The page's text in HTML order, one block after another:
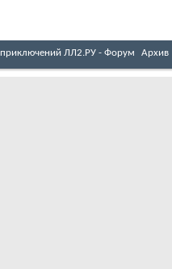
ЛЛ2.РУ - Форум Архив